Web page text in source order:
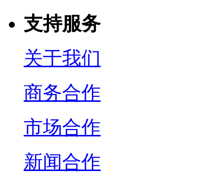
支持服务
关于我们
商务合作
市场合作
新闻合作